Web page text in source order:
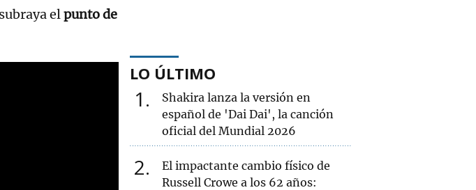
elpunto de
LO ÚLTIMO
1
Shakira lanza la versión en
español de 'Dai Dai', la canción
oficial del Mundial 2026
2
El impactante cambio físico de
Russell Crowe a los 62 años: